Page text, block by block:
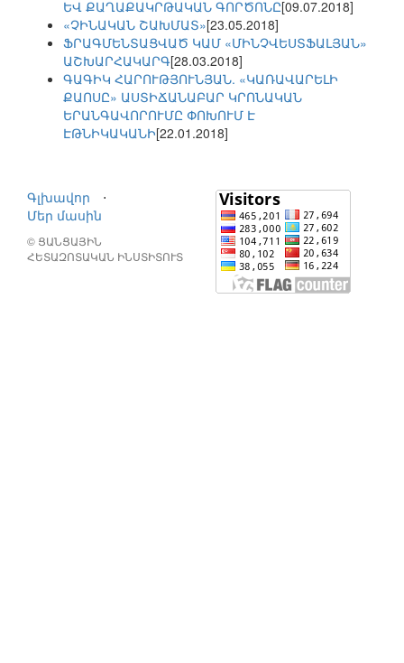
ԵՎ ՔԱՂԱՔԱԿՐԹԱԿԱՆ ԳՈՐԾՈՆԸ[09.07.2018]
«ՉԻՆԱԿԱՆ ՇԱԽՄԱՏ»[23.05.2018]
ՖՐԱԳՄԵՆՏԱՑՎԱԾ ԿԱՄ «ՄԻՆՉՎԵՍՏՖԱԼՅԱՆ»
ԱՇԽԱՐՀԱԿԱՐԳ[28.03.2018]
ԳԱԳԻԿ ՀԱՐՈՒԹՅՈՒՆՅԱՆ. «ԿԱՌԱՎԱՐԵԼԻ
ՔԱՈՍԸ» ԱՍՏԻՃԱՆԱԲԱՐ ԿՐՈՆԱԿԱՆ
ԵՐԱՆԳԱՎՈՐՈՒՄԸ ՓՈԽՈՒՄ Է
ԷԹՆԻԿԱԿԱՆԻ[22.01.2018]
Գլխավոր
⋅
Մեր մասին
© ՑԱՆՑԱՅԻՆ
ՀԵՏԱԶՈՏԱԿԱՆ ԻՆՍՏԻՏՈՒՏ